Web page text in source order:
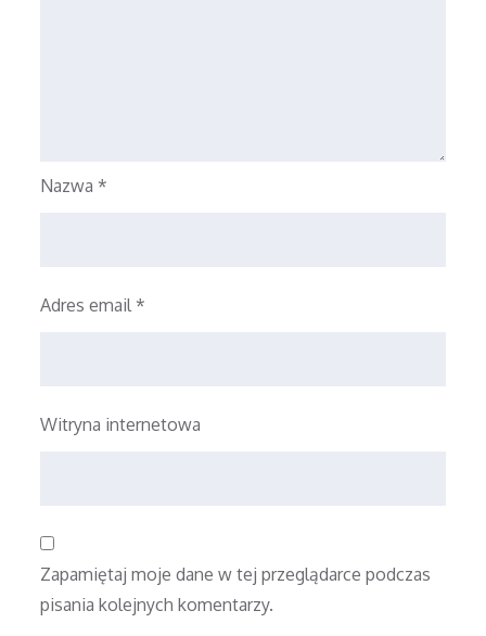
Nazwa *
Adres email *
Witryna internetowa
Zapamiętaj moje dane w tej przeglądarce podczas
pisania kolejnych komentarzy.